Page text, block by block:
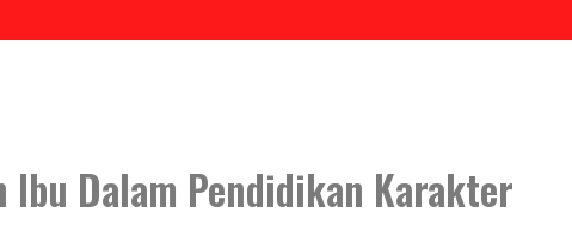
Dalam Pendidikan Karakter